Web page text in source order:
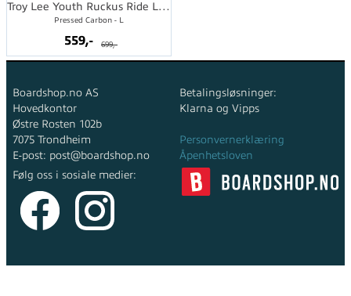
Troy Lee Youth Ruckus Ride LS Tee
Pressed Carbon - L
559,- 699,-
Boardshop.no AS
Hovedkontor
Østre Rosten 102b
7075 Trondheim
E-post: post@boardshop.no
Betalingsløsninger:
Klarna og Vipps
Personvernerklæring
Åpenhetsloven
Følg oss i sosiale medier: